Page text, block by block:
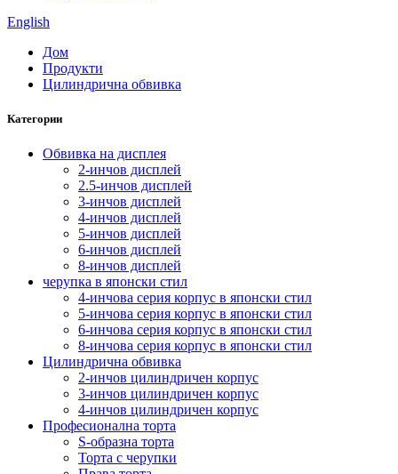
English
Дом
Продукти
Цилиндрична обвивка
Категории
Обвивка на дисплея
2-инчов дисплей
2.5-инчов дисплей
3-инчов дисплей
4-инчов дисплей
5-инчов дисплей
6-инчов дисплей
8-инчов дисплей
черупка в японски стил
4-инчова серия корпус в японски стил
5-инчова серия корпус в японски стил
6-инчова серия корпус в японски стил
8-инчова серия корпус в японски стил
Цилиндрична обвивка
2-инчов цилиндричен корпус
3-инчов цилиндричен корпус
4-инчов цилиндричен корпус
Професионална торта
S-образна торта
Торта с черупки